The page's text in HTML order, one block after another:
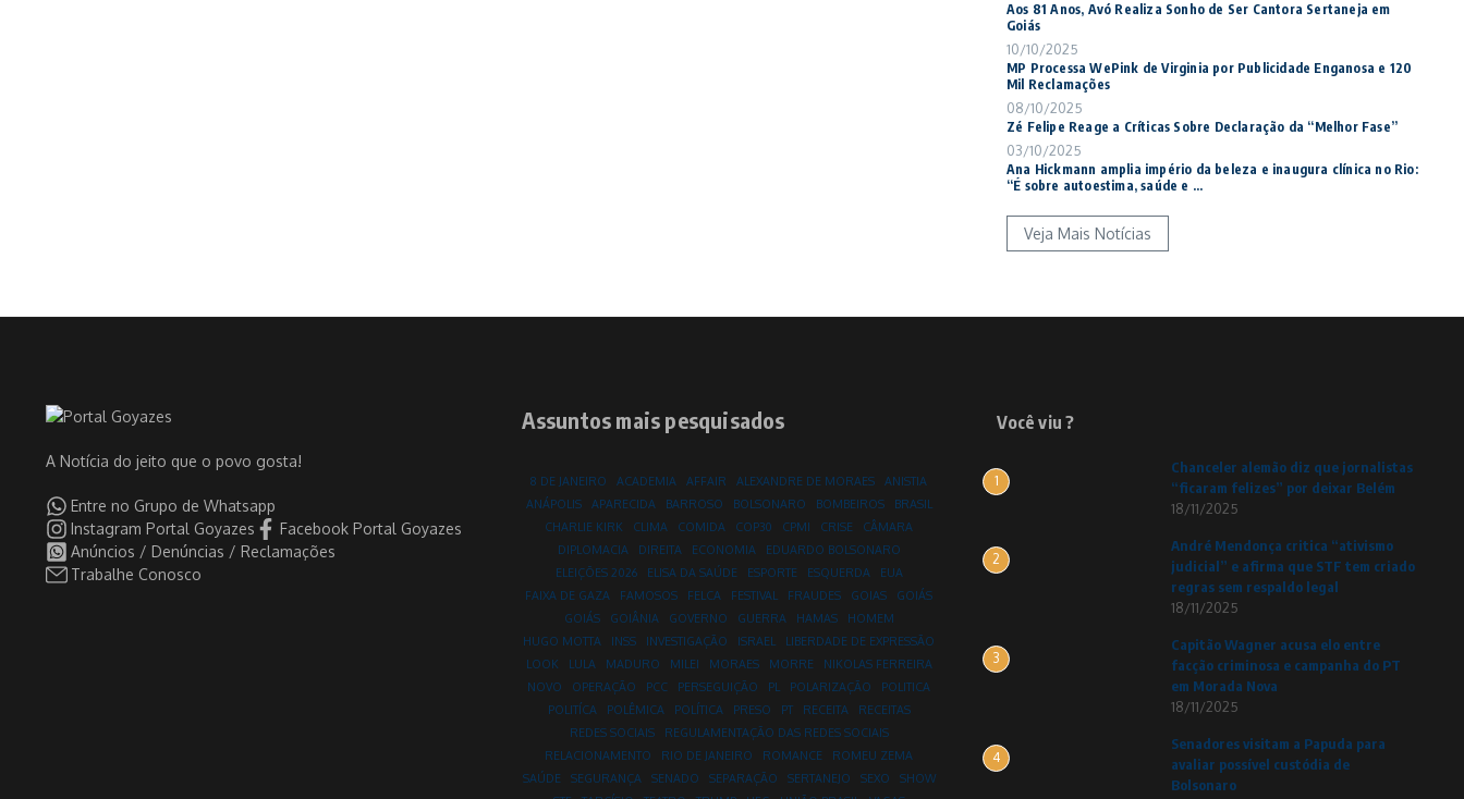
Aos 81 Anos, Avó Realiza Sonho de Ser Cantora Sertaneja em
Goiás
10/10/2025
MP Processa WePink de Virginia por Publicidade Enganosa e 120
Mil Reclamações
08/10/2025
Zé Felipe Reage a Críticas Sobre Declaração da “Melhor Fase”
03/10/2025
Ana Hickmann amplia império da beleza e inaugura clínica no Rio:
“É sobre autoestima, saúde e ...
Veja Mais Notícias
A Notícia do jeito que o povo gosta!
Entre no Grupo de Whatsapp
Instagram Portal Goyazes
Facebook Portal Goyazes
Anúncios / Denúncias / Reclamações
Trabalhe Conosco
Assuntos mais pesquisados
8 DE JANEIRO ACADEMIA AFFAIR ALEXANDRE DE MORAES
ANISTIA
ANÁPOLIS
APARECIDA BARROSO BOLSONARO BOMBEIROS
BRASIL
CHARLIE KIRK
CLIMA COMIDA COP30 CPMI CRISE
CÂMARA
DIPLOMACIA
DIREITA ECONOMIA
EDUARDO BOLSONARO
ELEIÇÕES 2026
ELISA DA SAÚDE ESPORTE ESQUERDA
EUA
FAIXA DE GAZA
FAMOSOS FELCA FESTIVAL FRAUDES GOIAS
GOIÁS
GOIÁS
GOIÂNIA GOVERNO GUERRA HAMAS
HOMEM
HUGO MOTTA
INSS INVESTIGAÇÃO ISRAEL
LIBERDADE DE EXPRESSÃO
LOOK
LULA MADURO MILEI MORAES MORRE
NIKOLAS FERREIRA
NOVO
OPERAÇÃO PCC PERSEGUIÇÃO PL POLARIZAÇÃO
POLITICA
POLITÍCA
POLÊMICA POLÍTICA PRESO PT RECEITA
RECEITAS
REDES SOCIAIS
REGULAMENTAÇÃO DAS REDES SOCIAIS
RELACIONAMENTO
RIO DE JANEIRO ROMANCE
ROMEU ZEMA
SAÚDE
SEGURANÇA SENADO SEPARAÇÃO SERTANEJO SEXO
SHOW
Você viu ?
1
Chanceler alemão diz que jornalistas
“ficaram felizes” por deixar Belém
18/11/2025
2
André Mendonça critica “ativismo
judicial” e afirma que STF tem criado
regras sem respaldo legal
18/11/2025
3
Capitão Wagner acusa elo entre
facção criminosa e campanha do PT
em Morada Nova
18/11/2025
4
Senadores visitam a Papuda para
avaliar possível custódia de
Bolsonaro